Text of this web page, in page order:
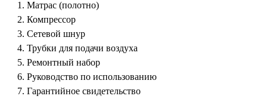
Матрас (полотно)
Компрессор
Сетевой шнур
Трубки для подачи воздуха
Ремонтный набор
Руководство по использованию
Гарантийное свидетельство